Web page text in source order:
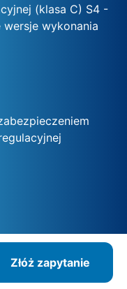
(klasa C) S4 -
wersje wykonania
Złóż zapytanie